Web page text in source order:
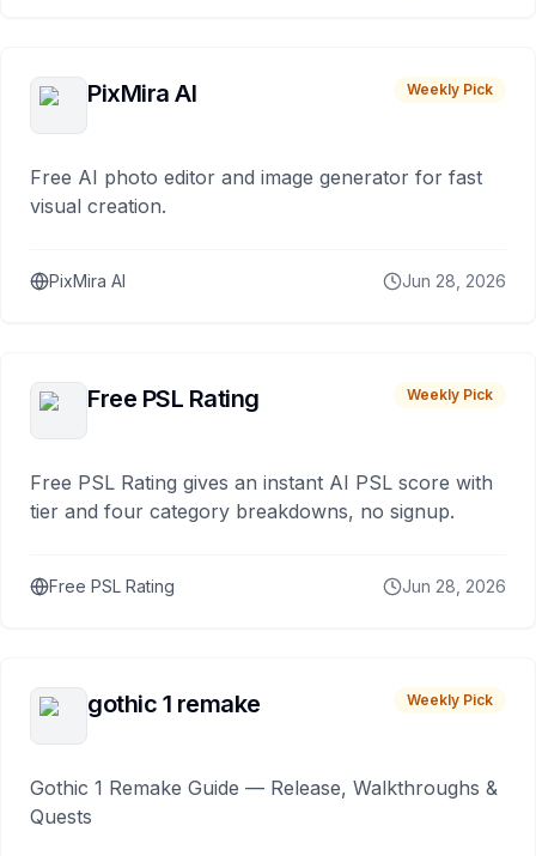
PixMira AI Weekly Pick
Free AI photo editor and image generator for fast
visual creation.
PixMira AI Jun 28, 2026
Free PSL Rating Weekly Pick
Free PSL Rating gives an instant AI PSL score with
tier and four category breakdowns, no signup.
Free PSL Rating Jun 28, 2026
gothic 1 remake Weekly Pick
Gothic 1 Remake Guide — Release, Walkthroughs &
Quests